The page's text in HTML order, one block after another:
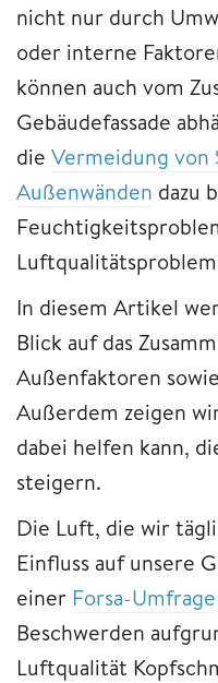
nicht nur durch
oder interne
können auch vom
Gebäudefassade
die Vermeidung von
Außenwänden dazu
In diesem Artikel
Blick auf das
Außenfaktoren
Außerdem zeigen
dabei helfen kann,
steigern.
Die Luft, die wir
Einfluss auf unsere
einer Forsa-Umfrage
Beschwerden
Luftqualität